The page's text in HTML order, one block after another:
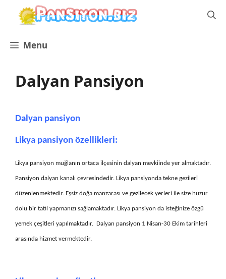
İçeriğe
Menu
Dalyan Pansiyon
Dalyan pansiyon
Likya pansiyon özellikleri:
Likya pansiyon muğlanın ortaca ilçesinin dalyan mevkiinde yer almaktadır.
Pansiyon dalyan kanalı çevresindedir. Likya pansiyonda tekne gezileri
düzenlenmektedir. Eşsiz doğa manzarası ve gezilecek yerleri ile size huzur
dolu bir tatil yapmanızı sağlamaktadır. Likya pansiyon da isteğinize özgü
yemek çeşitleri yapılmaktadır. Dalyan pansiyon 1 Nisan-30 Ekim tarihleri
arasında hizmet vermektedir.